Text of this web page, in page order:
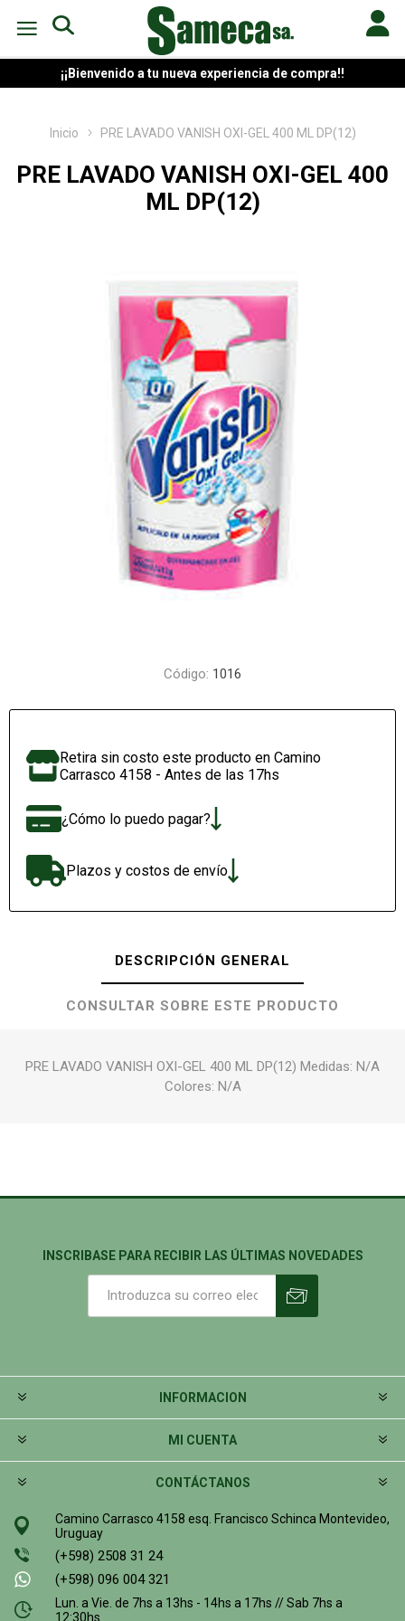
¡¡Bienvenido a tu nueva experiencia de compra!!
Inicio PRE LAVADO VANISH OXI-GEL 400 ML DP(12)
PRE LAVADO VANISH OXI-GEL 400
ML DP(12)
Código: 1016
Retira sin costo este producto en Camino
Carrasco 4158 - Antes de las 17hs
¿Cómo lo puedo pagar?
Plazos y costos de envío
DESCRIPCIÓN GENERAL
CONSULTAR SOBRE ESTE PRODUCTO
PRE LAVADO VANISH OXI-GEL 400 ML DP(12) Medidas: N/A
Colores: N/A
INSCRIBASE PARA RECIBIR LAS ÚLTIMAS NOVEDADES
INFORMACION
MI CUENTA
CONTÁCTANOS
Camino Carrasco 4158 esq. Francisco Schinca Montevideo,
Uruguay
(+598) 2508 31 24
(+598) 096 004 321
Lun. a Vie. de 7hs a 13hs - 14hs a 17hs // Sab 7hs a
12:30hs